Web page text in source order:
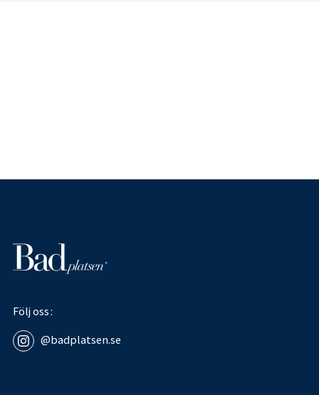
Följ oss
@badplatsen.se